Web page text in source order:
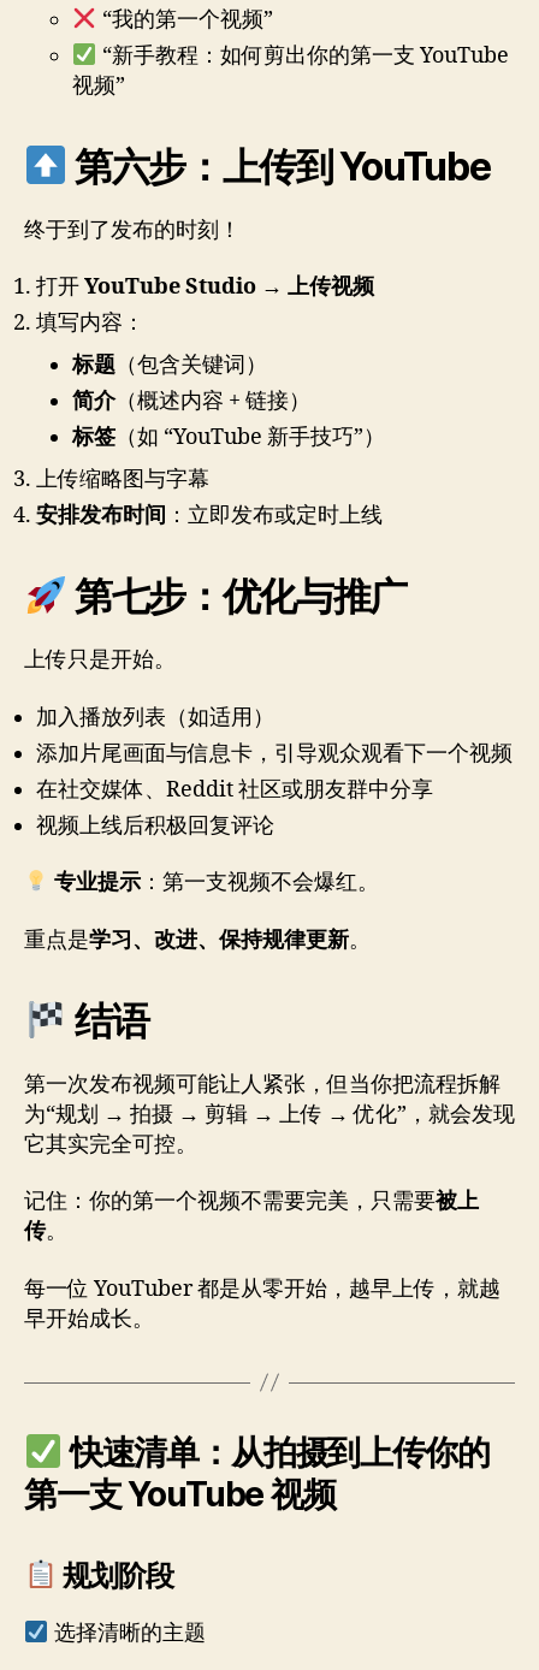
“我的第一个视频”
“新手教程：如何剪出你的第一支 YouTube
视频”
第六步：上传到 YouTube
终于到了发布的时刻！
打开YouTube Studio → 上传视频
填写内容：
标题 （包含关键词）
简介（概述内容 + 链接）
标签 （如 “YouTube 新手技巧”）
上传缩略图与字幕
安排发布时间 ：立即发布或定时上线
第七步：优化与推广
上传只是开始。
加入播放列表（如适用）
添加片尾画面与信息卡，引导观众观看下一个视频
在社交媒体、Reddit 社区或朋友群中分享
视频上线后积极回复评论
专业提示：第一支视频不会爆红。
重点是学习、改进、保持规律更新。
结语
第一次发布视频可能让人紧张，但当你把流程拆解
为“规划 → 拍摄 → 剪辑 → 上传 → 优化”，就会发现
它其实完全可控。
记住：你的第一个视频不需要完美，只需要被上
传。
每一位 YouTuber 都是从零开始，越早上传，就越
早开始成长。
快速清单：从拍摄到上传你的
第一支 YouTube 视频
规划阶段
选择清晰的主题